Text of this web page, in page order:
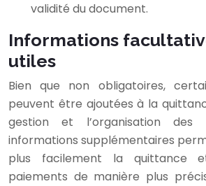
validité du document.
Informations
utiles
Bien que non obligatoires,
peuvent être ajoutées à la
gestion et l’organisation des
informations supplémentaires
plus facilement la quittance
paiements de manière plus